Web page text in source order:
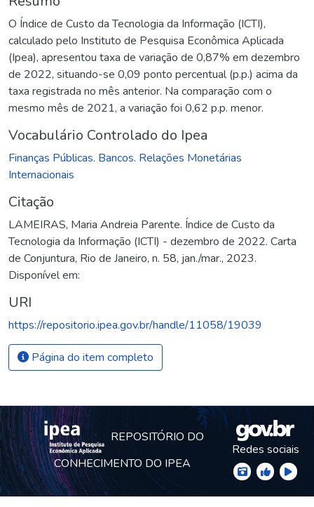
O Índice de Custo da Tecnologia da Informação (ICTI),
calculado pelo Instituto de Pesquisa Econômica Aplicada
(Ipea), apresentou taxa de variação de 0,87% em dezembro
de 2022, situando-se 0,09 ponto percentual (p.p.) acima da
taxa registrada no mês anterior. Na comparação com o
mesmo mês de 2021, a variação foi 0,62 p.p. menor.
Vocabulário Controlado do Ipea
Finanças Públicas. Bancos. Relações Monetárias
Internacionais
Citação
LAMEIRAS, Maria Andreia Parente. Índice de Custo da
Tecnologia da Informação (ICTI) - dezembro de 2022. Carta
de Conjuntura, Rio de Janeiro, n. 58, jan./mar., 2023.
Disponível em:
URI
https://repositorio.ipea.gov.br/handle/11058/19039
Página do item completo
REPOSITÓRIO DO
CONHECIMENTO DO IPEA
Redes sociais